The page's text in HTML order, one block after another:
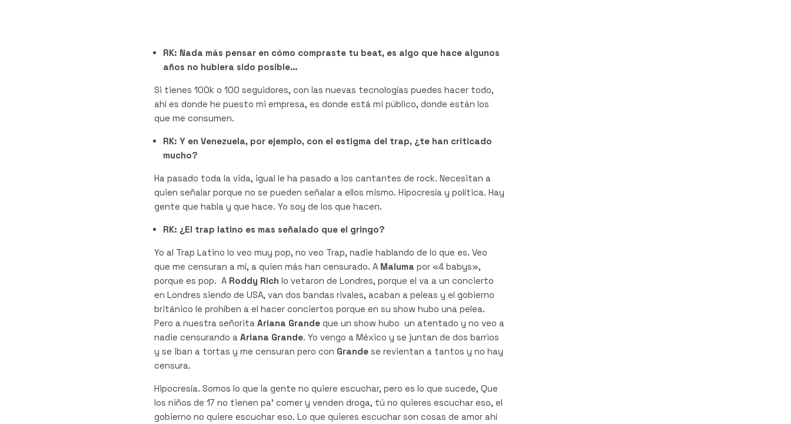
RK: Nada más pensar en cómo compraste tu beat, es algo que hace algunos
años no hubiera sido posible…
Si tienes 100k o 100 seguidores, con las nuevas tecnologías puedes hacer todo,
ahí es donde he puesto mi empresa, es donde está mi público, donde están los
que me consumen.
RK: Y en Venezuela, por ejemplo, con el estigma del trap, ¿te han criticado
mucho?
Ha pasado toda la vida, igual le ha pasado a los cantantes de rock. Necesitan a
quien señalar porque no se pueden señalar a ellos mismo. Hipocresía y política. Hay
gente que habla y que hace. Yo soy de los que hacen.
RK: ¿El trap latino es mas señalado que el gringo?
Yo al Trap Latino lo veo muy pop, no veo Trap, nadie hablando de lo que es. Veo
que me censuran a mí, a quien más han censurado. A Maluma por «4 babys»,
porque es pop. A Roddy Rich lo vetaron de Londres, porque el va a un concierto
en Londres siendo de USA, van dos bandas rivales, acaban a peleas y el gobierno
británico le prohíben a el hacer conciertos porque en su show hubo una pelea.
Pero a nuestra señorita Ariana Grande que un show hubo un atentado y no veo a
nadie censurando a Ariana Grande. Yo vengo a México y se juntan de dos barrios
y se iban a tortas y me censuran pero con Grande se revientan a tantos y no hay
censura.
Hipocresía. Somos lo que la gente no quiere escuchar, pero es lo que sucede, Que
los niños de 17 no tienen pa’ comer y venden droga, tú no quieres escuchar eso, el
gobierno no quiere escuchar eso. Lo que quieres escuchar son cosas de amor ahí